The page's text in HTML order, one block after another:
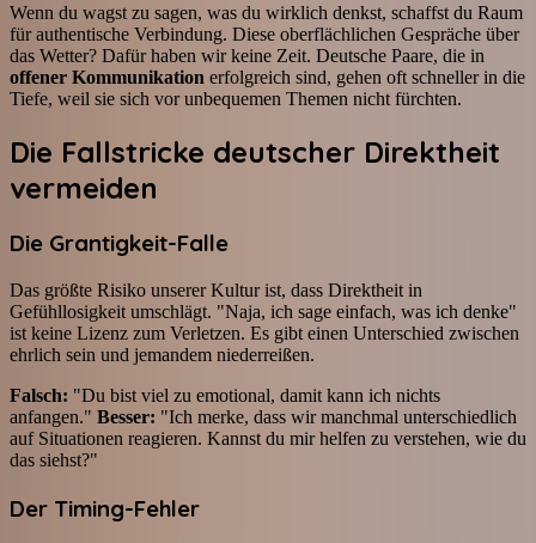
Wenn du wagst zu sagen, was du wirklich denkst, schaffst du Raum
für authentische Verbindung. Diese oberflächlichen Gespräche über
das Wetter? Dafür haben wir keine Zeit. Deutsche Paare, die in
offener Kommunikation erfolgreich sind, gehen oft schneller in die
Tiefe, weil sie sich vor unbequemen Themen nicht fürchten.
Die Fallstricke deutscher Direktheit
vermeiden
Die Grantigkeit-Falle
Das größte Risiko unserer Kultur ist, dass Direktheit in
Gefühllosigkeit umschlägt. "Naja, ich sage einfach, was ich denke"
ist keine Lizenz zum Verletzen. Es gibt einen Unterschied zwischen
ehrlich sein und jemandem niederreißen.
Falsch: "Du bist viel zu emotional, damit kann ich nichts
anfangen." Besser: "Ich merke, dass wir manchmal unterschiedlich
auf Situationen reagieren. Kannst du mir helfen zu verstehen, wie du
das siehst?"
Der Timing-Fehler